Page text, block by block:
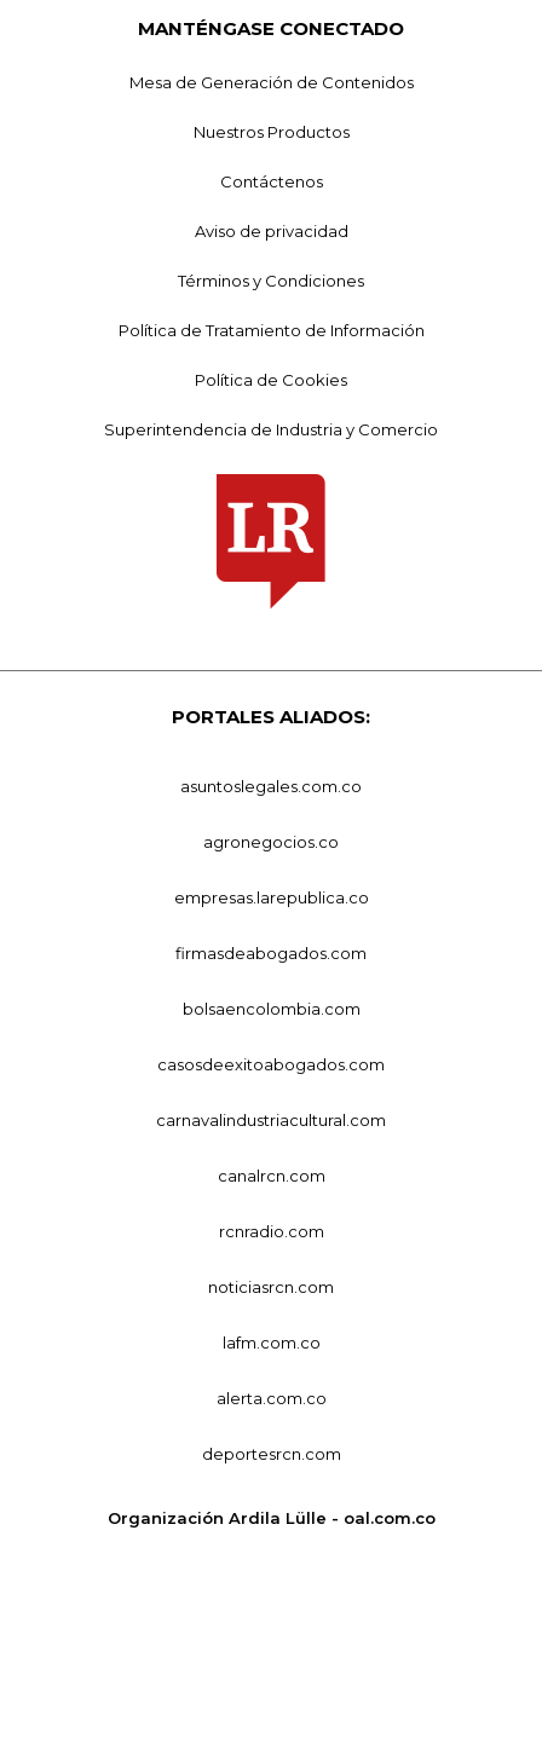
MANTÉNGASE CONECTADO
Mesa de Generación de Contenidos
Nuestros Productos
Contáctenos
Aviso de privacidad
Términos y Condiciones
Política de Tratamiento de Información
Política de Cookies
Superintendencia de Industria y Comercio
PORTALES ALIADOS:
asuntoslegales.com.co
agronegocios.co
empresas.larepublica.co
firmasdeabogados.com
bolsaencolombia.com
casosdeexitoabogados.com
carnavalindustriacultural.com
canalrcn.com
rcnradio.com
noticiasrcn.com
lafm.com.co
alerta.com.co
deportesrcn.com
Organización Ardila Lülle - oal.com.co